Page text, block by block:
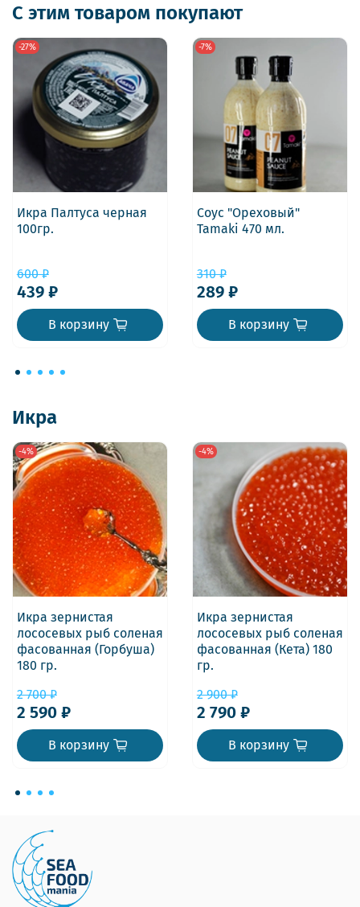
С этим товаром покупают
-27%
Икра Палтуса черная
100гр.
600 ₽
439 ₽
В корзину
-7%
Соус "Ореховый"
Tamaki 470 мл.
310 ₽
289 ₽
В корзину
Икра
-4%
Икра зернистая
лососевых рыб соленая
фасованная (Горбуша)
180 гр.
2 700 ₽
2 590 ₽
В корзину
-4%
Икра зернистая
лососевых рыб соленая
фасованная (Кета) 180
гр.
2 900 ₽
2 790 ₽
В корзину